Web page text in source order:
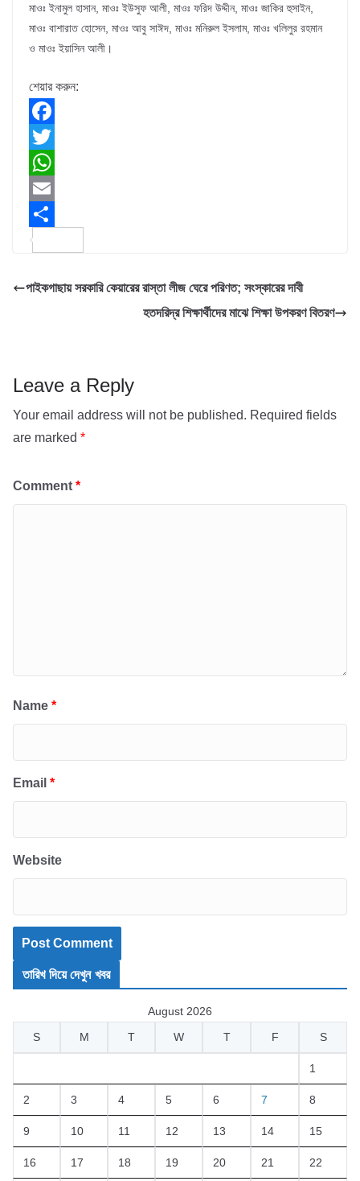
মাওঃ ইনামুল হাসান, মাওঃ ইউসুফ আলী, মাওঃ ফরিদ উদ্দীন, মাওঃ জাকির হুসাইন,
মাওঃ বাশারাত হোসেন, মাওঃ আবু সাঈদ, মাওঃ মনিরুল ইসলাম, মাওঃ খলিলুর রহমান
ও মাওঃ ইয়াসিন আলী।
শেয়ার করুন:
F
a
c
e
b
o
T
w
t
e
W
h
a
s
E
m
i
a
পাইকগাছায় সরকারি কেয়ারের রাস্তা লীজ ঘেরে পরিণত; সংস্কারের দাবী
হতদরিদ্র শিক্ষার্থীদের মাঝে শিক্ষা উপকরণ বিতরণ
Leave a Reply
Your email address will not be published. Required fields
are marked *
Comment *
Name *
Email *
Website
তারিখ দিয়ে দেখুন খবর
August 2026
S
M T W T F S
1
2 3 4 5 6 7 8
9 10 11 12 13 14 15
16 17 18 19 20 21 22